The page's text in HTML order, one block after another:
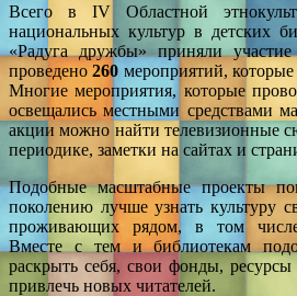
Всего в IV Областной
национальных культур в детских
«Радуга дружбы» приняли
проведено260 мероприятий,
Многие мероприятия, которые
освещались местными средствами
акции можно найти телевизионные
периодике, заметки на сайтах и
Подобные масштабные проекты
поколению лучше узнать культуру
проживающих рядом, в том
Вместе с тем и библиотекам
раскрыть себя, свои фонды,
привлечь новых читателей.